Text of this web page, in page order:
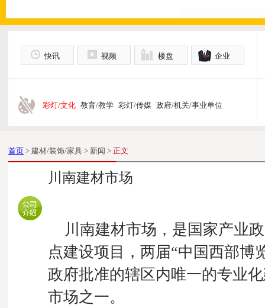
快讯 视频 楼盘 企业
彩灯/文化 教育/教学 彩灯/传媒 政府/机关/事业单位
首页 > 建材/装饰/家具 > 新闻 > 正文
川南建材市场
川南建材市场，是国家产业
点建设项目，两届“中国西部博
政府批准的辖区内唯一的专业
市场之一。